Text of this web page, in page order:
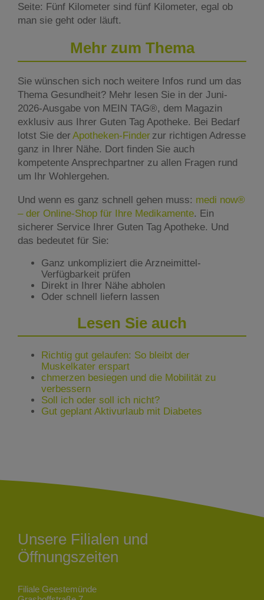
Seite: Fünf Kilometer sind fünf Kilometer, egal ob
man sie geht oder läuft.
Mehr zum Thema
Sie wünschen sich noch weitere Infos rund um das
Thema Gesundheit? Mehr lesen Sie in der Juni-
2026-Ausgabe von MEIN TAG®, dem Magazin
exklusiv aus Ihrer Guten Tag Apotheke. Bei Bedarf
lotst Sie derApotheken-Finder zur richtigen Adresse
ganz in Ihrer Nähe. Dort finden Sie auch
kompetente Ansprechpartner zu allen Fragen rund
um Ihr Wohlergehen.
Und wenn es ganz schnell gehen muss: medi now®
– der Online-Shop für Ihre Medikamente. Ein
sicherer Service Ihrer Guten Tag Apotheke. Und
das bedeutet für Sie:
Ganz unkompliziert die Arzneimittel-
Verfügbarkeit prüfen
Direkt in Ihrer Nähe abholen
Oder schnell liefern lassen
Lesen Sie auch
Richtig gut gelaufen: So bleibt der
Muskelkater erspart
chmerzen besiegen und die Mobilität zu
verbessern
Soll ich oder soll ich nicht?
Gut geplant Aktivurlaub mit Diabetes
Unsere Filialen und
Öffnungszeiten
Filiale Geestemünde